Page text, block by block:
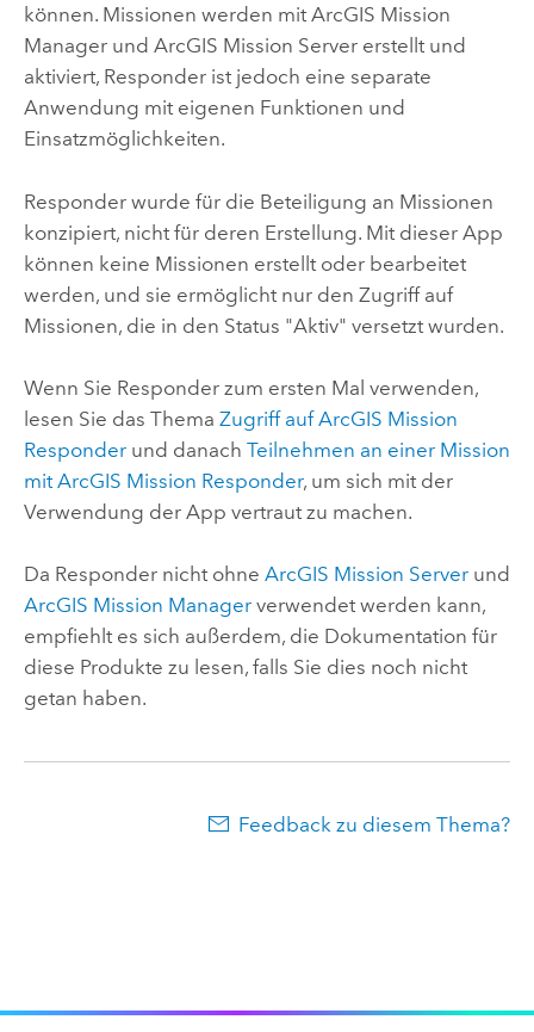
können. Missionen werden mit ArcGIS Mission
Managerund ArcGIS Mission Servererstellt und
aktiviert, Responderist jedoch eine separate
Anwendung mit eigenen Funktionen und
Einsatzmöglichkeiten.
Responderwurde für die Beteiligung an Missionen
konzipiert, nicht für deren Erstellung. Mit dieser App
können keine Missionen erstellt oder bearbeitet
werden, und sie ermöglicht nur den Zugriff auf
Missionen, die in den Status "Aktiv" versetzt wurden.
Wenn Sie Responderzum ersten Mal verwenden,
lesen Sie das Thema Zugriff auf ArcGIS Mission
Responderund danach Teilnehmen an einer Mission
mitArcGIS Mission Responder, um sich mit der
Verwendung der App vertraut zu machen.
Da Respondernicht ohne ArcGIS Mission Serverund
ArcGIS Mission Managerverwendet werden kann,
empfiehlt es sich außerdem, die Dokumentation für
diese Produkte zu lesen, falls Sie dies noch nicht
getan haben.
Feedback zu diesem Thema?